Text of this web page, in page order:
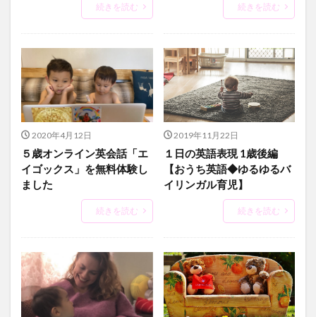
続きを読む 続きを読む
2020年4月12日
５歳オンライン英会話「エ
イゴックス」を無料体験し
ました
続きを読む
2019年11月22日
１日の英語表現 1歳後編
【おうち英語◆ゆるゆるバ
イリンガル育児】
続きを読む